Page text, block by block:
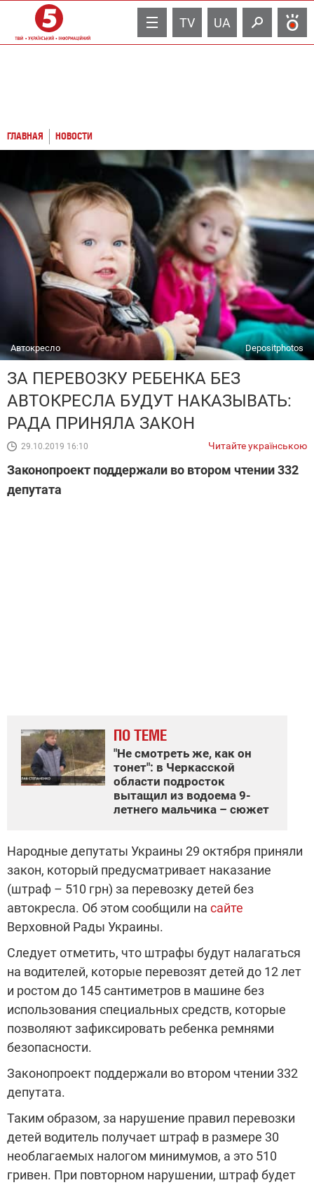
TV UA
ГЛАВНАЯ НОВОСТИ
Автокресло Depositphotos
ЗА ПЕРЕВОЗКУ РЕБЕНКА БЕЗ
АВТОКРЕСЛА БУДУТ НАКАЗЫВАТЬ:
РАДА ПРИНЯЛА ЗАКОН
29.10.2019 16:10 Читайте українською
Законопроект поддержали во втором чтении 332
депутата
ПО ТЕМЕ
"Не смотреть же, как он
тонет": в Черкасской
области подросток
вытащил из водоема 9-
летнего мальчика – сюжет
Народные депутаты Украины 29 октября приняли
закон, который предусматривает наказание
(штраф – 510 грн) за перевозку детей без
автокресла. Об этом сообщили на сайте
Верховной Рады Украины.
Следует отметить, что штрафы будут налагаться
на водителей, которые перевозят детей до 12 лет
и ростом до 145 сантиметров в машине без
использования специальных средств, которые
позволяют зафиксировать ребенка ремнями
безопасности.
Законопроект поддержали во втором чтении 332
депутата.
Таким образом, за нарушение правил перевозки
детей водитель получает штраф в размере 30
необлагаемых налогом минимумов, а это 510
гривен. При повторном нарушении, штраф будет